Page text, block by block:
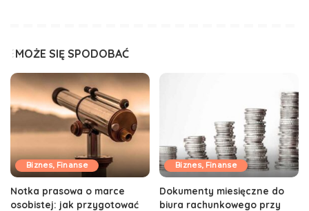
MOŻE SIĘ SPODOBAĆ
Biznes, Finanse
Notka prasowa o marce
osobistej: jak przygotować
Biznes, Finanse
Dokumenty miesięczne do
biura rachunkowego przy